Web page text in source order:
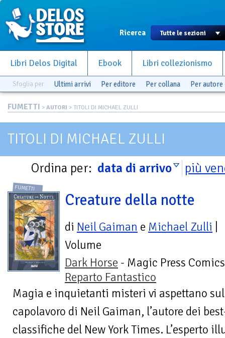
Ricerca
Libri Delos Digital Ebook Libri collezionismo
Sfoglia per Ultimi arrivi Per editore Per collana Per autore
FUMETTI > AUTORI > TITOLI DI MICHAEL ZULLI
TITOLI DI MICHAEL ZULLI
Ordina per: data di arrivo più
FUMETTI
Creature della notte
di Neil Gaiman e Michael Zulli
Volume
Dark Horse - Magic Press
Reparto Fantastico
Magia e inquietanti misteri vi aspettano
capolavoro di Neil Gaiman, l’autore dei
classifiche del New York Times. L’esperto